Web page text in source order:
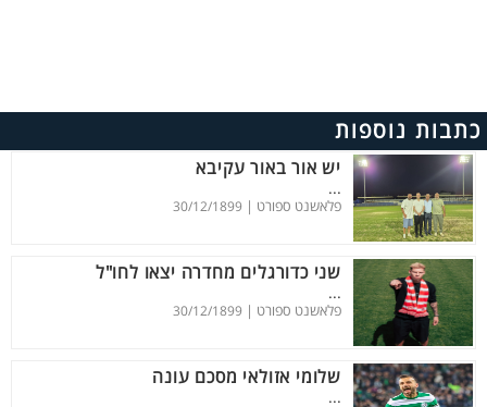
כתבות נוספות
יש אור באור עקיבא
...
פלאשנט ספורט | 30/12/1899
שני כדורגלים מחדרה יצאו לחו"ל
...
פלאשנט ספורט | 30/12/1899
שלומי אזולאי מסכם עונה
...